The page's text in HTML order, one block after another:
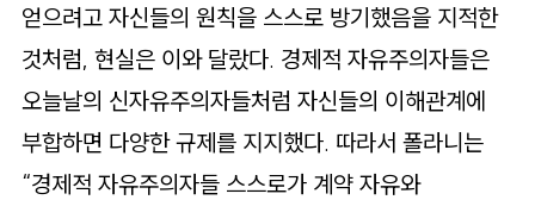
얻으려고 자신들의 원칙을 스스로 방기했음을 지적한
것처럼, 현실은 이와 달랐다. 경제적 자유주의자들은
오늘날의 신자유주의자들처럼 자신들의 이해관계에
부합하면 다양한 규제를 지지했다. 따라서 폴라니는
“경제적 자유주의자들 스스로가 계약 자유와